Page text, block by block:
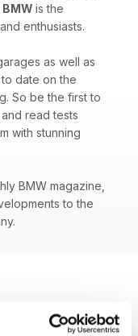
is the
enthusiasts.
as well as
date on the
So be the first to
read tests
with stunning
BMW magazine,
to the
Visualizza tutti